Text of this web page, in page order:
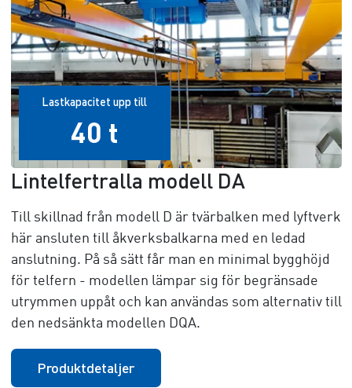
Lastkapacitet upp till
40 t
Lintelfertralla modell DA
Till skillnad från modell D är tvärbalken med lyftverk
här ansluten till åkverksbalkarna med en ledad
anslutning. På så sätt får man en minimal bygghöjd
för telfern - modellen lämpar sig för begränsade
utrymmen uppåt och kan användas som alternativ till
den nedsänkta modellen DQA.
Produktdetaljer